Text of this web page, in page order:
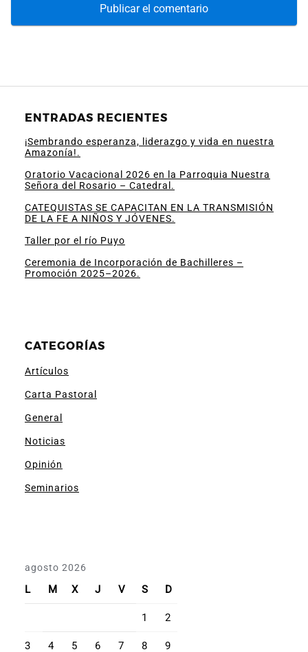
ENTRADAS RECIENTES
¡Sembrando esperanza, liderazgo y vida en nuestra
Amazonía!.
Oratorio Vacacional 2026 en la Parroquia Nuestra
Señora del Rosario – Catedral.
CATEQUISTAS SE CAPACITAN EN LA TRANSMISIÓN
DE LA FE A NIÑOS Y JÓVENES.
Taller por el río Puyo
Ceremonia de Incorporación de Bachilleres –
Promoción 2025–2026.
CATEGORÍAS
Artículos
Carta Pastoral
General
Noticias
Opinión
Seminarios
agosto 2026
L M X J V S D
1 2
3 4 5 6 7 8 9